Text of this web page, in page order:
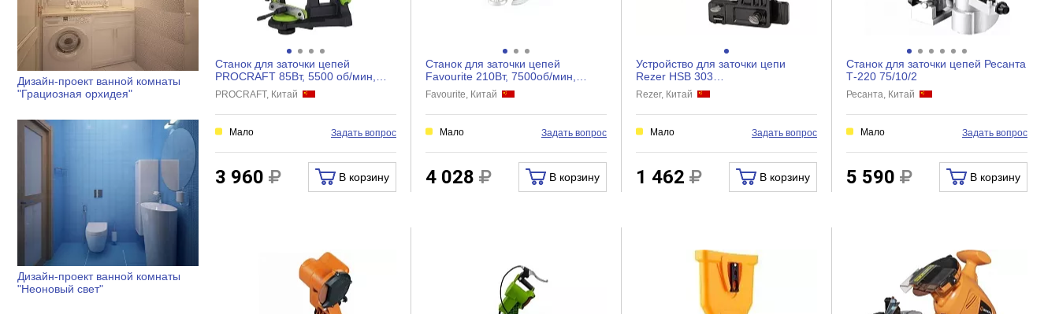
Дизайн-проект ванной комнаты
"Грациозная орхидея"
Дизайн-проект ванной комнаты
"Неоновый свет"
Станок для заточки цепей
PROCRAFT 85Вт, 5500 об/мин,
заточной круг 108/3,2/23 мм...
PROCRAFT, Китай
Мало Задать вопрос
3 960 В корзину
Станок для заточки цепей
Favourite 210Вт, 7500об/мин,
100х10х3.2мм BG 210
Favourite, Китай
Мало Задать вопрос
4 028 В корзину
Устройство для заточки цепи
Rezer HSB 303
&quot;скрипка&quot; упаковка 3...
Rezer, Китай
Мало Задать вопрос
1 462 В корзину
Станок для заточки цепей Ресанта
Т-220 75/10/2
Ресанта, Китай
Мало Задать вопрос
5 590 В корзину